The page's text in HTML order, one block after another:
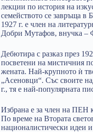
лекции по история на
семейството се завръща в
1927 г. е член на
Добри Мутафов, внучка –
Дебютира с разказ през
посветени на мистичния
жената. Най-крупното ѝ
„Асеновци“. Със своите
г., тя е най-популярната
Избрана е за член на ПЕН
По време на Втората
националистически идеи